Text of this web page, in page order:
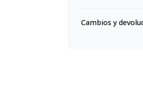
Cambios y